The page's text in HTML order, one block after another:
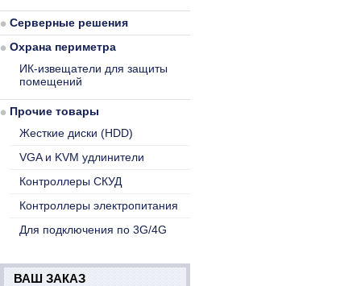
Серверные решения
Охрана периметра
ИК-извещатели для защиты
помещений
Прочие товары
Жесткие диски (HDD)
VGA и KVM удлинители
Контроллеры СКУД
Контроллеры электропитания
Для подключения по 3G/4G
ВАШ ЗАКАЗ